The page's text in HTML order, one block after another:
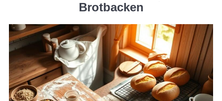
Brotbacken